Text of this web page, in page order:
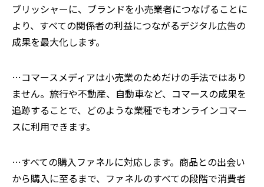
ブリッシャーに、ブランドを小売業者につなげることに
より、すべての関係者の利益につながるデジタル広告の
成果を最大化します。
…コマースメディアは小売業のためだけの手法ではあり
ません。旅行や不動産、自動車など、コマースの成果を
追跡することで、どのような業種でもオンラインコマー
スに利用できます。
…すべての購入ファネルに対応します。商品との出会い
から購入に至るまで、ファネルのすべての段階で消費者